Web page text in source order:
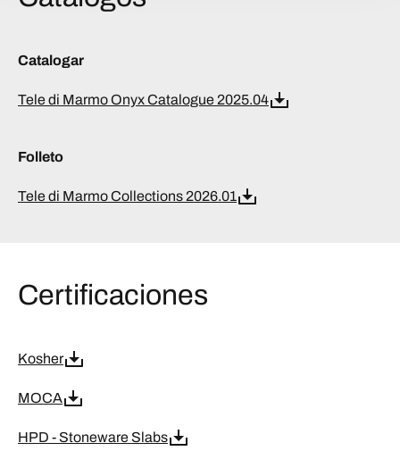
Catalogar
Tele di Marmo Onyx Catalogue 2025.04
Folleto
Tele di Marmo Collections 2026.01
Certificaciones
Kosher
MOCA
HPD - Stoneware Slabs